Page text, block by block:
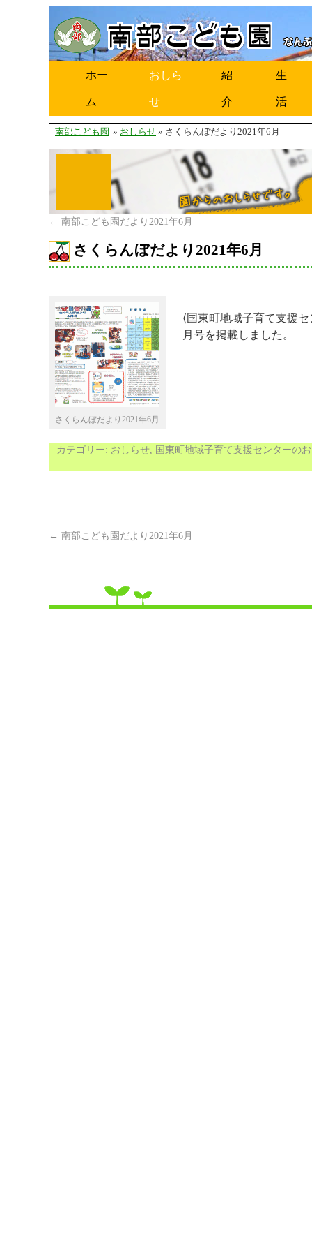
ホー
ム
おしら
せ
紹
介
生
活
南部こども園 » おしらせ » さくらんぼだより2021年6月
← 南部こども園だより2021年6月
さくらんぼだより2021年6月
さくらんぼだより2021年6月
⟨国東町地域子育て支援
月号を掲載しました。
カテゴリー: おしらせ 国東町地域子育て支援センターの
← 南部こども園だより2021年6月